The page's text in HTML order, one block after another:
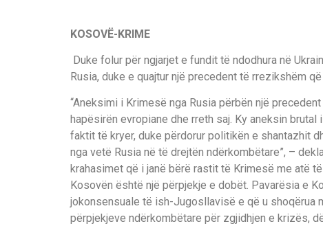
KOSOVË-KRIME
Duke folur për ngjarjet e fundit të ndodhura në
Rusia, duke e quajtur një precedent të rrezikshëm
“Aneksimi i Krimesë nga Rusia përbën një
hapësirën evropiane dhe rreth saj. Ky aneksin
faktit të kryer, duke përdorur politikën e shantazhit
nga vetë Rusia në të drejtën ndërkombëtare”, –
krahasimet që i janë bërë rastit të Krimesë me atë
Kosovën është një përpjekje e dobët. Pavarësia e
jokonsensuale të ish-Jugosllavisë e që u
përpjekjeve ndërkombëtare për zgjidhjen e krizës,